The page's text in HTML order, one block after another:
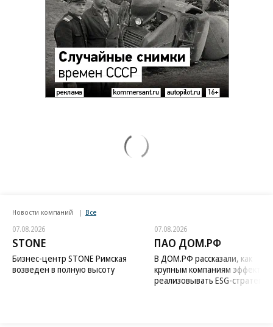
Новости компаний Все
07.08.2026
STONE
Бизнес-центр STONE Римская
возведен в полную высоту
07.08.2026
ПАО ДОМ.РФ
В ДОМ.РФ рассказали, как
крупным компаниям
реализовывать ESG-стратегию